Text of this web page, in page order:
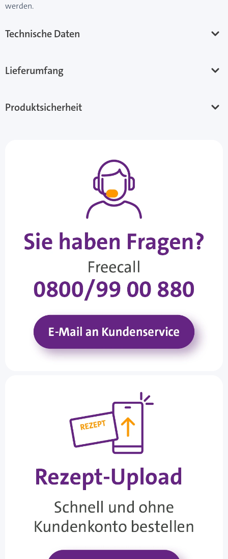
werden.
Technische Daten
Lieferumfang
Produktsicherheit